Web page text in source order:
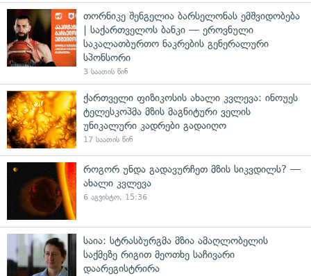
თორნიკე შენგელია ბარსელონას ემშვიდობება
| საქართველოს ბანკი — ეროვნული
საკალათბურთო ნაკრების გენერალური
სპონსორი
3 საათის წინ
ქართველი ფიზიკოსის ახალი კვლევა: ინოუეს
ტელესკოპმა მზის მაგნიტური ველის
უნიკალური კადრები გადაიღო
17 საათის წინ
როგორ უნდა გადავურჩეთ მზის სიკვდილს? —
ახალი კვლევა
6 აგვისტო, 15:36
საია: სტრასბურგმა მზია ამაღლობელის
საქმეზე რიგით მეოთხე საჩივარი
დაარეგისტრირა